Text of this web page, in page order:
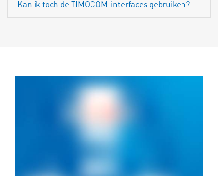
Kan ik toch de TIMOCOM-interfaces gebruiken?